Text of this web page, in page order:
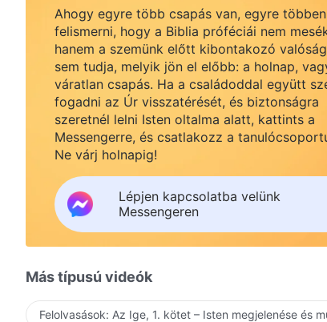
Felhagyunk elképzeléseinkkel és
Istenre tekintünk, és gyakoroljuk az igazságot.
Megerősítjük elhatározásunkat, hogy Pétert
Énekeljük szívből: Csak Isten a legjobb!
Örökké dicsérni fogjuk Isten szentségét és
Isten szavainak ítéletét megtapasztalva már látom,
Arrogáns, önhitt, elvetemült és csalárd vagyok;
valóban nincs emberi hasonlatosságom.
Ahogy egyre több csapás van, egyre
felismerni, hogy a Biblia próféciái nem
hanem a szemünk előtt kibontakozó
sem tudja, melyik jön el előbb: a holnap,
váratlan csapás. Ha a családoddal együtt
fogadni az Úr visszatérését, és biztonságra
szeretnél lelni Isten oltalma alatt, kattints a
Messengerre, és csatlakozz a
Ne várj holnapig!
Lépjen kapcsolatba velünk
Messengeren
Más típusú videók
Felolvasások: Az Ige, 1. kötet – Isten megjelenése és